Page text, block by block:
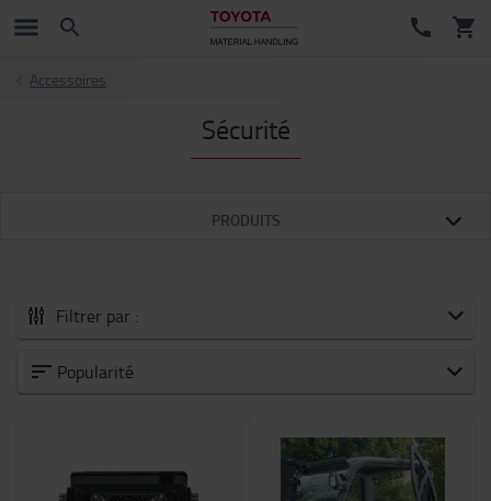
Accessoires
Sécurité
PRODUITS
Filtrer par :
Tous les Accessoires
Chariots et trottinettes industriels
Popularité